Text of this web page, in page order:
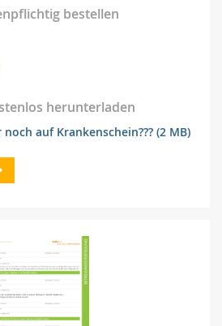
bestellen
herunterladen
auf Krankenschein??? (2 MB)